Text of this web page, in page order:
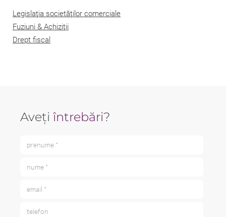
Legislaţia societăţilor comerciale
Fuziuni & Achiziţii
Drept fiscal
Aveți întrebări?